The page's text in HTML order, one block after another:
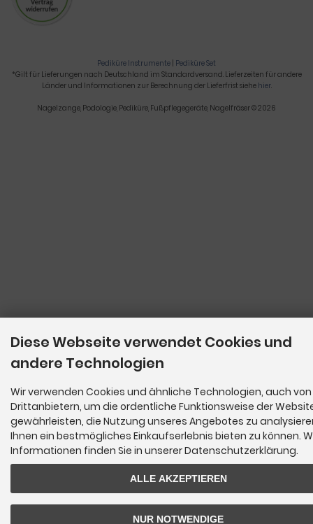
Pediküre Instrumente | Pediküre Set
*Gilt für Lieferungen nach Deutschland im Standardversand. Lieferzeiten für andere
Länder und Informationen zur Berechnung der Lieferfrist siehe hier.
Nagelzange, Podologie, Pediküre, Fußpflegegeräte, Nagelfräser © 2026
Diese Webseite verwendet Cookies und
andere Technologien
Wir verwenden Cookies und ähnliche Technologien, auch von
Drittanbietern, um die ordentliche Funktionsweise der
gewährleisten, die Nutzung unseres Angebotes zu
Ihnen ein bestmögliches Einkaufserlebnis bieten zu können.
Informationen finden Sie in unserer Datenschutzerklärung.
ALLE AKZEPTIEREN
NUR NOTWENDIGE